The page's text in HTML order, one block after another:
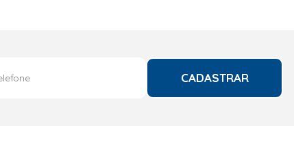
CADASTRAR